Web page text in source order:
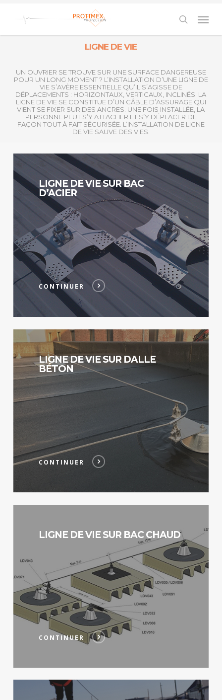
search
LIGNE DE VIE
UN OUVRIER SE TROUVE SUR UNE SURFACE DANGEREUSE
POUR UN LONG MOMENT ? L’INSTALLATION D’UNE LIGNE DE
VIE S’AVÈRE ESSENTIELLE QU’IL S’AGISSE DE
DÉPLACEMENTS : HORIZONTAUX, VERTICAUX, INCLINÉS. LA
LIGNE DE VIE SE CONSTITUE D’UN CÂBLE D’ASSURAGE QUI
VIENT SE FIXER SUR DES ANCRES. UNE FOIS INSTALLÉE, LA
PERSONNE PEUT S’Y ATTACHER ET S’Y DÉPLACER DE
FAÇON TOUT À FAIT SÉCURISÉE. L’INSTALLATION DE LIGNE
DE VIE SAUVE DES VIES.
LIGNE DE VIE SUR BAC
D’ACIER
CONTINUER
Continuer
LIGNE DE VIE SUR DALLE
BÉTON
CONTINUER
Continuer
LIGNE DE VIE SUR BAC CHAUD
CONTINUER